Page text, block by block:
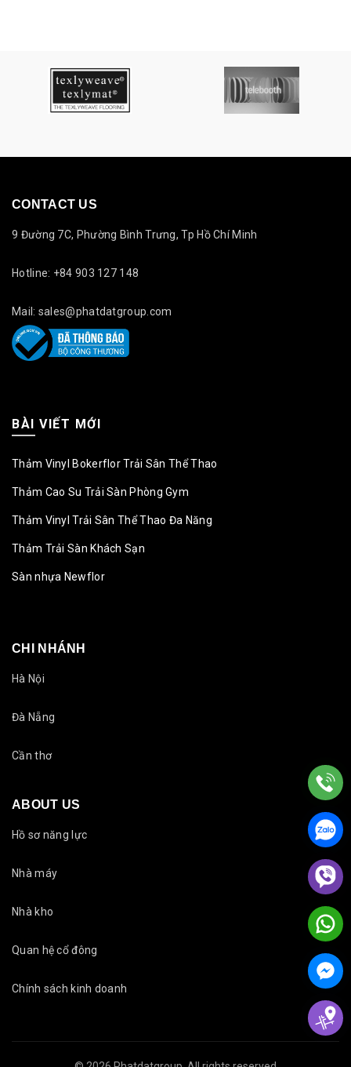
CONTACT US
9 Đường 7C, Phường Bình Trưng, Tp Hồ Chí Minh
Hotline: +84 903 127 148
Mail: sales@phatdatgroup.com
BÀI VIẾT MỚI
Thảm Vinyl Bokerflor Trải Sân Thể Thao
Thảm Cao Su Trải Sàn Phòng Gym
Thảm Vinyl Trải Sân Thể Thao Đa Năng
Thảm Trải Sàn Khách Sạn
Sàn nhựa Newflor
CHI NHÁNH
Hà Nội
Đà Nẵng
Cần thơ
ABOUT US
Hồ sơ năng lực
Nhà máy
Nhà kho
Quan hệ cổ đông
Chính sách kinh doanh